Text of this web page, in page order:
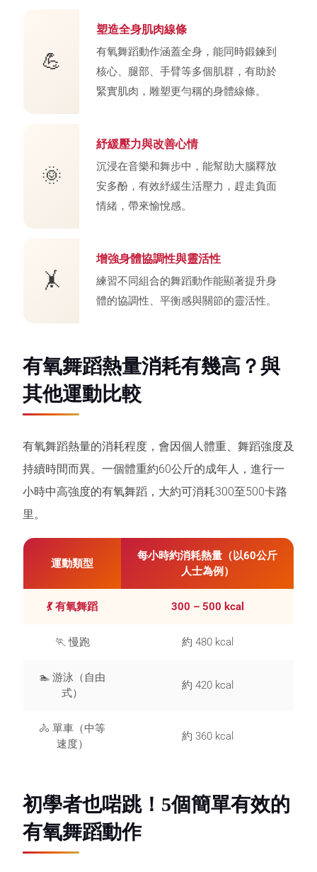
💪
塑造全身肌肉線條
有氧舞蹈動作涵蓋全身，能同時鍛鍊到
核心、腿部、手臂等多個肌群，有助於
緊實肌肉，雕塑更勻稱的身體線條。
🌞
紓緩壓力與改善心情
沉浸在音樂和舞步中，能幫助大腦釋放
安多酚，有效紓緩生活壓力，趕走負面
情緒，帶來愉悅感。
🤸
增強身體協調性與靈活性
練習不同組合的舞蹈動作能顯著提升身
體的協調性、平衡感與關節的靈活性。
有氧舞蹈熱量消耗有幾高？與
其他運動比較
有氧舞蹈熱量的消耗程度，會因個人體重、舞蹈強度及
持續時間而異。一個體重約60公斤的成年人，進行一
小時中高強度的有氧舞蹈，大約可消耗300至500卡路
里。
運動類型
每小時約消耗熱量（以60公斤
人士為例）
💃 有氧舞蹈 300 – 500 kcal
🏃 慢跑 約 480 kcal
🏊 游泳（自由
式）
約 420 kcal
🚴 單車（中等
速度）
約 360 kcal
初學者也啱跳！5個簡單有效的
有氧舞蹈動作